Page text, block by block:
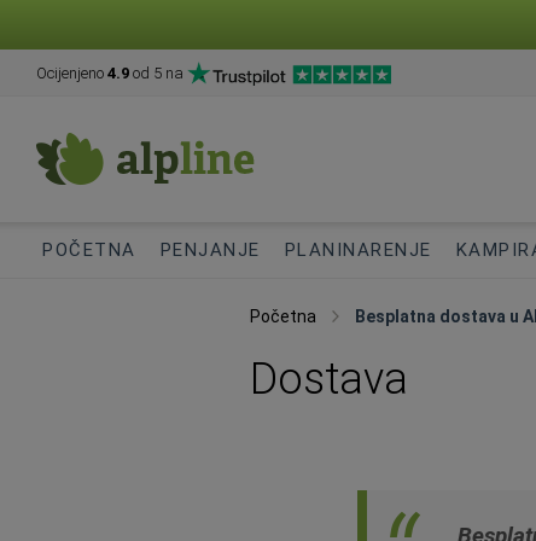
Ocijenjeno 4.9 od 5 na
POČETNA PENJANJE PLANINARENJE
Početna Besplatna dostava u
Dostava